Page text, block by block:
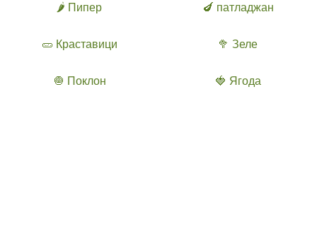
🌶️ Пипер 🍆 патладжан
🥒 Краставици 🥦 Зеле
🧅 Поклон 🍓 Ягода